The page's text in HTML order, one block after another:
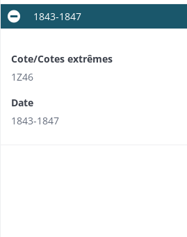
1843-1847
Cote/Cotes extrêmes
1Z46
Date
1843-1847